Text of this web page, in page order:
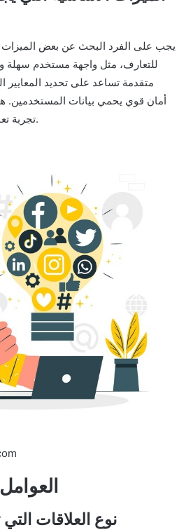
يجب على الفرد البحث عن بعض الميزات
للتعارف، مثل واجهة مستخدم سهلة
متقدمة تساعد على تحديد المعايير
أمان قوي يحمي بيانات المستخدمين.
تجربة تعارف سلسة وموثوقة للأفراد.
نوع العلاقات